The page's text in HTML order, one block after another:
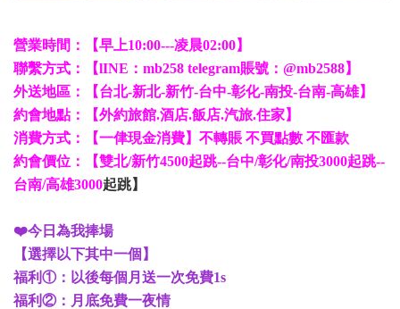
營業時間：【早上10:00---凌晨02:00】
聯繫方式：【lINE：mb258 telegram賬號：@mb2588】
外送地區：【台北-新北-新竹-台中-彰化-南投-台南-高雄】
約會地點：【外約旅館.酒店.飯店.汽旅.住家】
消費方式：【一侓現金消費】不轉賬 不買點數 不匯款
約會價位：【雙北/新竹4500起跳--台中/彰化/南投3000起跳--
台南/高雄3000起跳】
❤️今日為我捧場
【選擇以下其中一個】
福利①：以後每個月送一次免費1s
福利②：月底免費一夜情